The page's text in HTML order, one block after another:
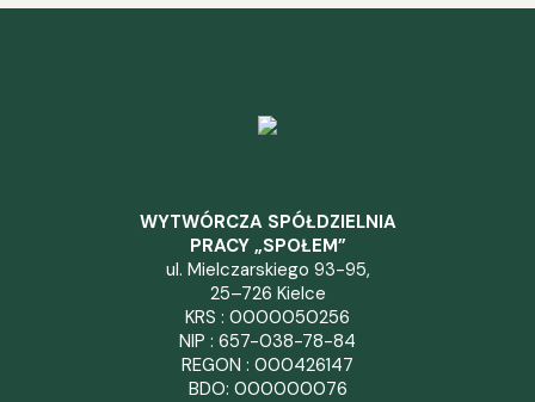
WYTWÓRCZA SPÓŁDZIELNIA
PRACY „SPOŁEM”
ul. Mielczarskiego 93-95,
25–726 Kielce
KRS : 0000050256
NIP : 657-038-78-84
REGON : 000426147
BDO: 000000076